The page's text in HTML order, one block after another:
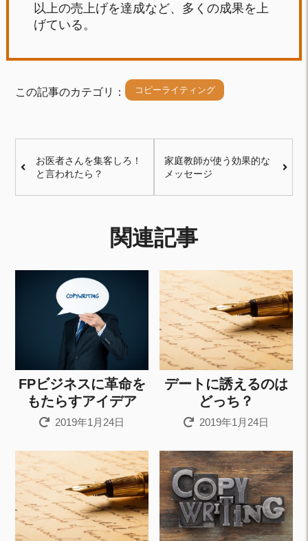
以上の売上げを達成など、多くの成果を上
げている。
この記事のカテゴリ： コピーライティング
お医者さんを集客しろ！
と言われたら？
家庭教師が使う効果的な
メッセージ
関連記事
FPビジネスに革命を
もたらすアイデア
2019年1月24日
デートに誘えるのは
どっち？
2019年1月24日